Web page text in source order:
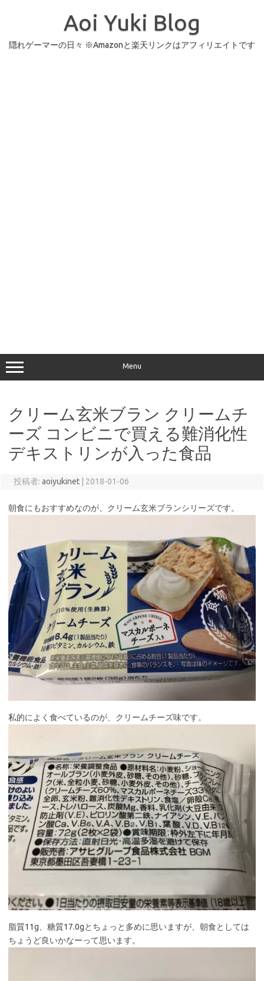
Aoi Yuki Blog
隠れゲーマーの日々 ※Amazonと楽天リンクはアフィリエイトです
Menu
クリーム玄米ブラン クリームチ
ーズ コンビニで買える難消化性
デキストリンが入った食品
投稿者: aoiyukinet 2018-01-06
朝食にもおすすめなのが、クリーム玄米ブランシリーズです。
私的によく食べているのが、クリームチーズ味です。
脂質11g、糖質17.0gとちょっと多めに思いますが、朝食としては
ちょうど良いかなーって思います。